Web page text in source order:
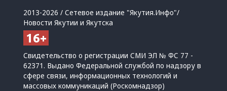
2013-2026 / Сетевое издание "Якутия.Инфо"/
Новости Якутии и Якутска
Свидетельство о регистрации СМИ ЭЛ № ФС 77 -
62371. Выдано Федеральной службой по надзору в
сфере связи, информационных технологий и
массовых коммуникаций (Роскомнадзор)